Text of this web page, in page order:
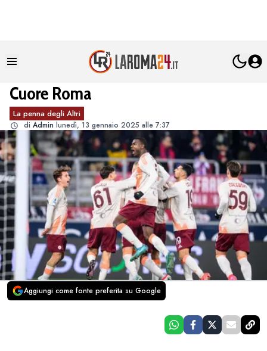
Cuore Roma
La penna degli Altri
di Admin lunedì, 13 gennaio 2025 alle 7:37
Aggiungi come fonte preferita su Google